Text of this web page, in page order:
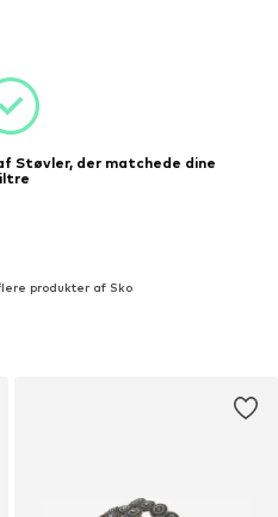
Støvler, der matchede dine
produkter af Sko